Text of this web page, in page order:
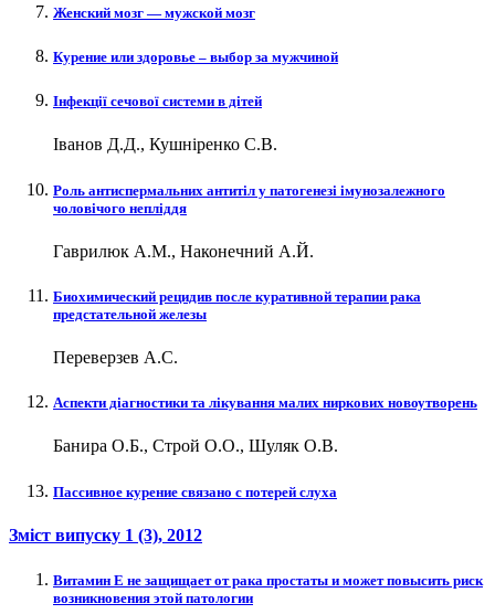
Женский мозг — мужской мозг
Курение или здоровье – выбор за мужчиной
Інфекції сечової системи в дітей
Іванов Д.Д., Кушніренко С.В.
Роль антиспермальних антитіл у патогенезі імунозалежного
чоловічого непліддя
Гаврилюк А.М., Наконечний А.Й.
Биохимический рецидив после куративной терапии рака
предстательной железы
Переверзев А.С.
Аспекти діагностики та лікування малих ниркових новоутворень
Банира О.Б., Строй О.О., Шуляк О.В.
Пассивное курение связано с потерей слуха
Зміст випуску 1 (3), 2012
Витамин Е не защищает от рака простаты и может повысить риск
возникновения этой патологии